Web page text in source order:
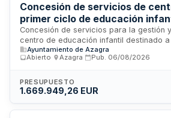
Concesión de servicios de
primer ciclo de educación
de 0 a 3 años
Concesión de servicios para la gestión
centro de educación infantil destinado
menores de 0 a 3 años. El contrato
centro, personal educativo, personal de
mediante procedimiento abierto superior
comunitario, con publicación en el
Ayuntamiento de Azagra
Abierto
Azagra Pub. 06/08/2026
PRESUPUESTO
1.669.949,26 EUR